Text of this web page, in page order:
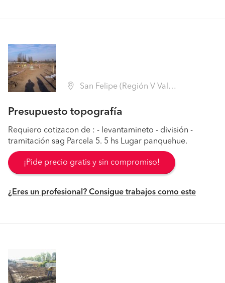
San Felipe (Región V Valparaíso - San Felipe de Aconcagua)
Presupuesto topografía
Requiero cotizacon de : - levantamineto - división -
tramitación sag Parcela 5. 5 hs Lugar panquehue.
¡Pide precio gratis y sin compromiso!
¿Eres un profesional? Consigue trabajos como este